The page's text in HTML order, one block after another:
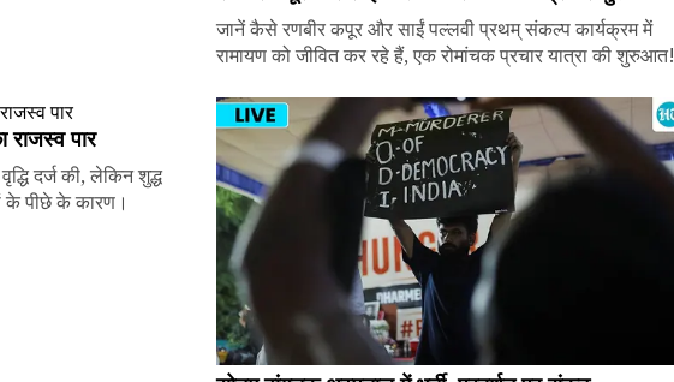
जानें कैसे रणबीर कपूर और साईं पल्लवी प्रथम् संकल्प कार्यक्रम में
रामायण को जीवित कर रहे हैं, एक रोमांचक प्रचार यात्रा की शुरुआत!
राजस्व पार
दर्ज की, लेकिन शुद्ध
के पीछे के कारण।